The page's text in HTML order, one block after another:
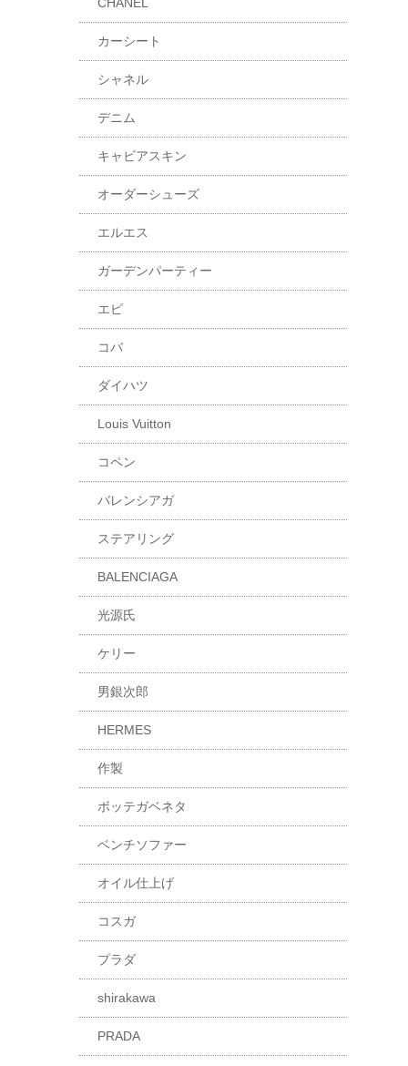
カーシート
シャネル
デニム
キャビアスキン
オーダーシューズ
エルエス
ガーデンパーティー
エピ
コバ
ダイハツ
Louis Vuitton
コペン
バレンシアガ
ステアリング
BALENCIAGA
光源氏
ケリー
男銀次郎
HERMES
作製
ボッテガベネタ
ベンチソファー
オイル仕上げ
コスガ
プラダ
shirakawa
PRADA